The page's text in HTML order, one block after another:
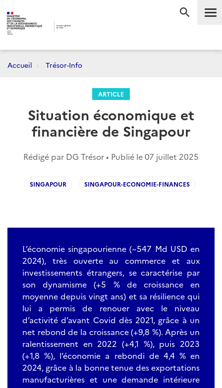
Accueil Trésor-Info
ARTICLE
Situation économique et
financière de Singapour
Rédigé par DG Trésor • Publié le07 juillet 2025
SINGAPOUR SINGAPOUR-ECONOMIE-FINANCES
L’économie singapourienne (~547 Md USD en
2024), très ouverte au commerce et aux
investissements étrangers, se caractérise par
son dynamisme (+5 % de croissance en
moyenne depuis vingt ans) et sa résilience qui
lui a permis de renouer avec le niveau
d’activité d’avant Covid dès 2021, grâce à un
net rebond de la croissance (+9,8 %). Après un
ralentissement en 2022 (+4,1 %), puis 2023
(+1,8 %), l’économie a rebondi de 4,4 % en
2024, grâce à la bonne tenue des exportations
manufacturières et une demande intérieure